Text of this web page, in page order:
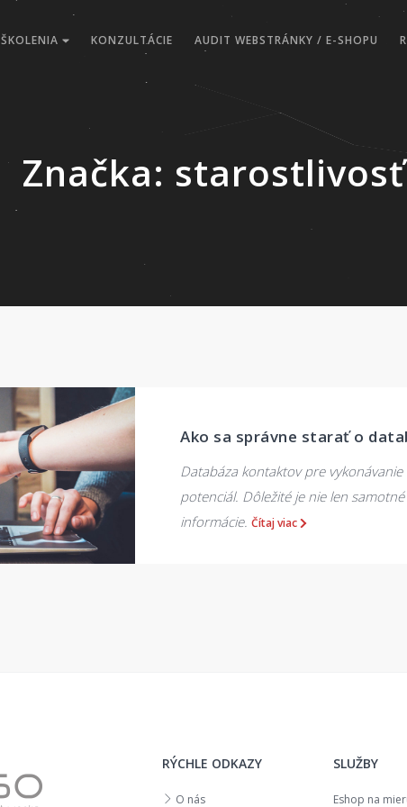
ŠKOLENIA KONZULTÁCIE AUDIT WEBSTRÁNKY / E-SHOPU
Značka:
Ako sa správne starať o
Databáza kontaktov pre
potenciál. Dôležité je nie len
informácie. Čítaj viac
RÝCHLE ODKAZY
O nás
SLUŽBY
Eshop na